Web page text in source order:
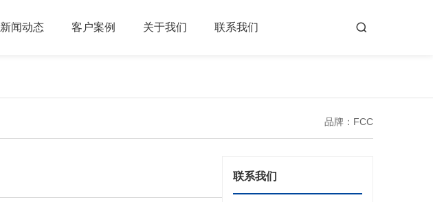
新闻动态 客户案例 关于我们 联系我们
品牌：FCC
联系我们